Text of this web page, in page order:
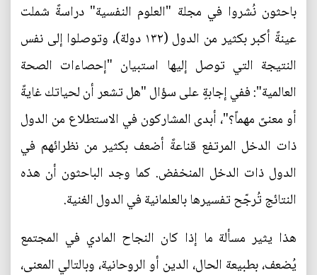
باحثون نُشروا في مجلة "العلوم النفسية" دراسةً شملت
عينةً أكبر بكثير من الدول (١٣٢ دولة)، وتوصلوا إلى نفس
النتيجة التي توصل إليها استبيان "إحصاءات الصحة
العالمية": ففي إجابةٍ على سؤال "هل تشعر أن لحياتك غايةً
أو معنىً مهماً؟"، أبدى المشاركون في الاستطلاع من الدول
ذات الدخل المرتفع قناعةً أضعف بكثير من نظرائهم في
الدول ذات الدخل المنخفض. كما وجد الباحثون أن هذه
النتائج تُرجّح تفسيرها بالعلمانية في الدول الغنية.
هذا يثير مسألة ما إذا كان النجاح المادي في المجتمع
يُضعف، بطبيعة الحال، الدين أو الروحانية، وبالتالي المعنى،